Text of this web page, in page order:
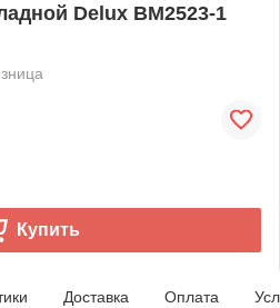
Delux BM2523-1
Купить
Доставка Оплата